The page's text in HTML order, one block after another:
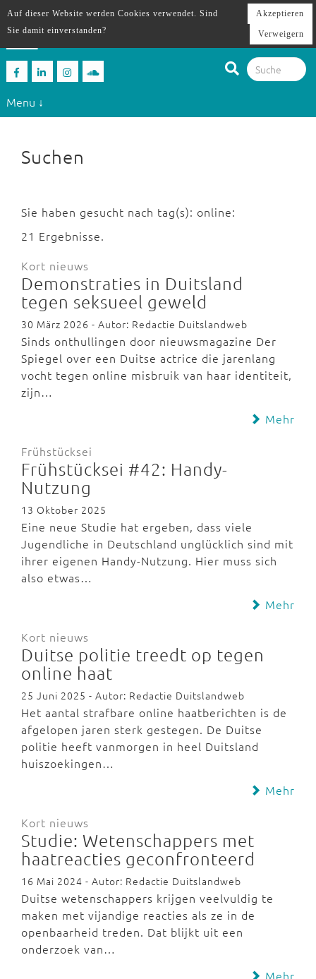
Menu ↓
Suchen
Sie haben gesucht nach tag(s): online:
21 Ergebnisse.
Kort nieuws
Demonstraties in Duitsland
tegen seksueel geweld
30 März 2026 - Autor: Redactie Duitslandweb
Sinds onthullingen door nieuwsmagazine Der
Spiegel over een Duitse actrice die jarenlang
vocht tegen online misbruik van haar identiteit,
zijn…
Mehr
Frühstücksei
Frühstücksei #42: Handy-
Nutzung
13 Oktober 2025
Eine neue Studie hat ergeben, dass viele
Jugendliche in Deutschland unglücklich sind mit
ihrer eigenen Handy-Nutzung. Hier muss sich
also etwas…
Mehr
Kort nieuws
Duitse politie treedt op tegen
online haat
25 Juni 2025 - Autor: Redactie Duitslandweb
Het aantal strafbare online haatberichten is de
afgelopen jaren sterk gestegen. De Duitse
politie heeft vanmorgen in heel Duitsland
huiszoekingen…
Mehr
Kort nieuws
Studie: Wetenschappers met
haatreacties geconfronteerd
16 Mai 2024 - Autor: Redactie Duitslandweb
Duitse wetenschappers krijgen veelvuldig te
maken met vijandige reacties als ze in de
openbaarheid treden. Dat blijkt uit een
onderzoek van…
Mehr
Auf dieser Website werden Cookies verwendet. Sind
Sie damit einverstanden?
Akzeptieren
Verweigern